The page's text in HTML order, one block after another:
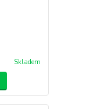
Skladem